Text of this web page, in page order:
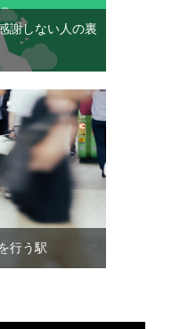
謝しない人の裏
行う駅